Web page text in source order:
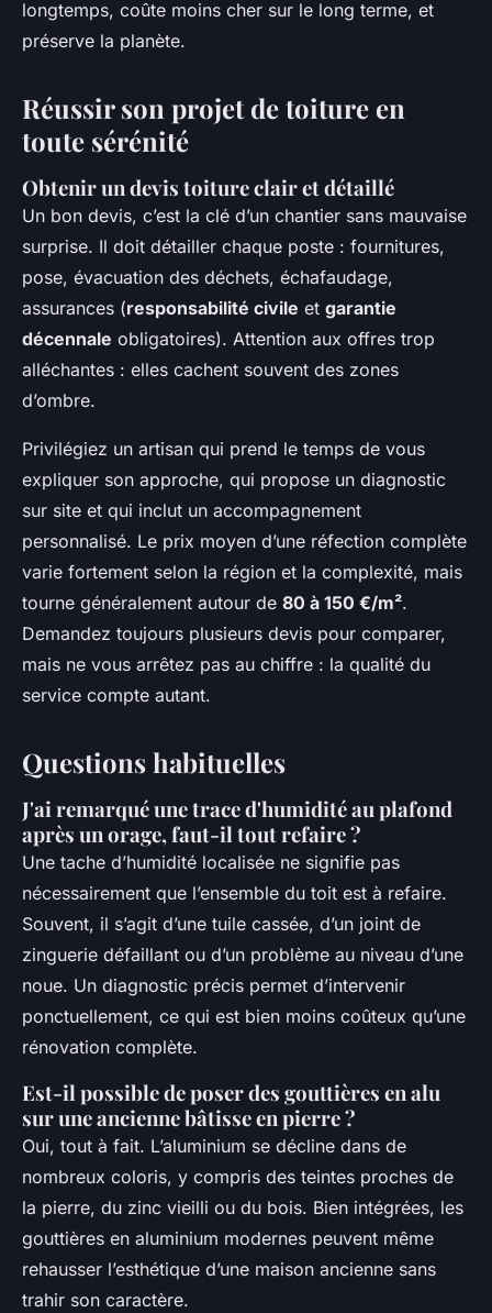
longtemps, coûte moins cher sur le long terme, et
préserve la planète.
Réussir son projet de toiture en
toute sérénité
Obtenir un devis toiture clair et détaillé
Un bon devis, c’est la clé d’un chantier sans mauvaise
surprise. Il doit détailler chaque poste : fournitures,
pose, évacuation des déchets, échafaudage,
assurances (responsabilité civile et garantie
décennale obligatoires). Attention aux offres trop
alléchantes : elles cachent souvent des zones
d’ombre.
Privilégiez un artisan qui prend le temps de vous
expliquer son approche, qui propose un diagnostic
sur site et qui inclut un accompagnement
personnalisé. Le prix moyen d’une réfection complète
varie fortement selon la région et la complexité, mais
tourne généralement autour de 80 à 150 €/m².
Demandez toujours plusieurs devis pour comparer,
mais ne vous arrêtez pas au chiffre : la qualité du
service compte autant.
Questions habituelles
J'ai remarqué une trace d'humidité au plafond
après un orage, faut-il tout refaire ?
Une tache d’humidité localisée ne signifie pas
nécessairement que l’ensemble du toit est à refaire.
Souvent, il s’agit d’une tuile cassée, d’un joint de
zinguerie défaillant ou d’un problème au niveau d’une
noue. Un diagnostic précis permet d’intervenir
ponctuellement, ce qui est bien moins coûteux qu’une
rénovation complète.
Est-il possible de poser des gouttières en alu
sur une ancienne bâtisse en pierre ?
Oui, tout à fait. L’aluminium se décline dans de
nombreux coloris, y compris des teintes proches de
la pierre, du zinc vieilli ou du bois. Bien intégrées, les
gouttières en aluminium modernes peuvent même
rehausser l’esthétique d’une maison ancienne sans
trahir son caractère.